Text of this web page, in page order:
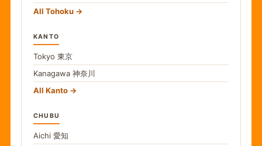
All Tohoku
KANTO
Tokyo 東京
Kanagawa 神奈川
All Kanto
CHUBU
Aichi 愛知